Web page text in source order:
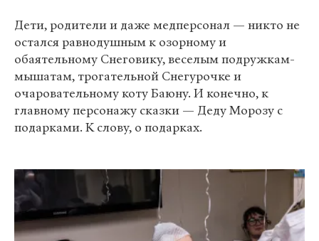
Дети, родители и даже медперсонал — никто не
остался равнодушным к озорному и
обаятельному Снеговику, веселым подружкам-
мышатам, трогательной Снегурочке и
очаровательному коту Баюну. И конечно, к
главному персонажу сказки — Деду Морозу с
подарками. К слову, о подарках.